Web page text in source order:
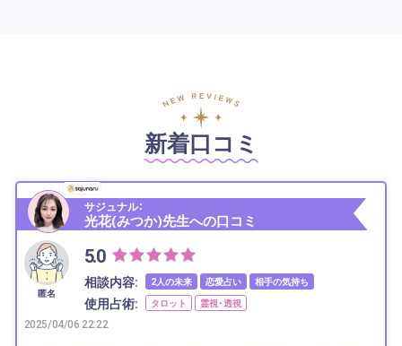
新着口コミ
サジュナル：
光花(みつか)先生への口コミ
匿名
5.0
相談内容: 2人の未来 恋愛占い 相手の気持ち
使用占術: タロット 霊視・透視
2025/04/06 22:22